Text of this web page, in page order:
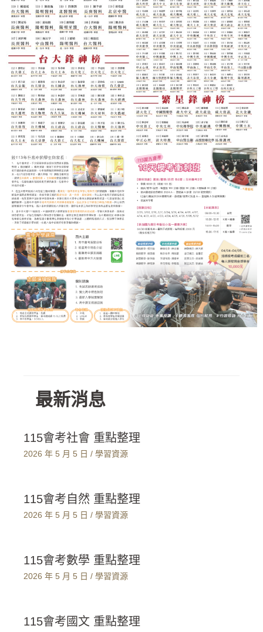
最新消息
115會考社會 重點整理
2026 年 5 月 5 日 / 學習資源
115會考自然 重點整理
2026 年 5 月 5 日 / 學習資源
115會考數學 重點整理
2026 年 5 月 5 日 / 學習資源
115會考國文 重點整理